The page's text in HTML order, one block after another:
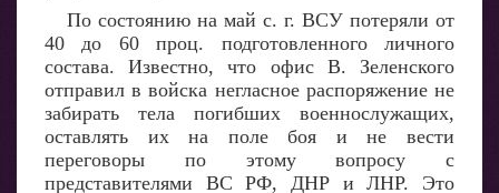
По состоянию на май с. г. ВСУ потеряли от
40 до 60 проц. подготовленного личного
состава. Известно, что офис В. Зеленского
отправил в войска негласное распоряжение не
забирать тела погибших военнослужащих,
оставлять их на поле боя и не вести
переговоры по этому вопросу с
представителями ВС РФ, ДНР и ЛНР. Это